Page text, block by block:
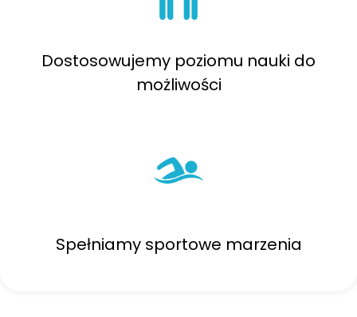
Dostosowujemy poziomu nauki do
możliwości
Spełniamy sportowe marzenia